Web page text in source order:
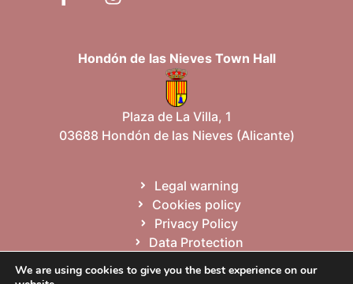
Hondón de las Nieves Town Hall
Plaza de La Villa, 1
03688 Hondón de las Nieves (Alicante)
Legal warning
Cookies policy
Privacy Policy
Data Protection
We are using cookies to give you the best experience on our